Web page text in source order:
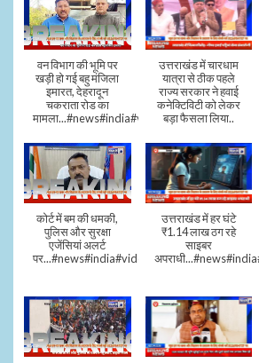
वन विभाग की भूमि पर
खड़ी हो गई बहु मंजिला
इमारत, देहरादून
चकराता रोड का
मामला...#news#india#video
उत्तराखंड में चारधाम
यात्रा से ठीक पहले
राज्य सरकार ने हवाई
कनेक्टिविटी को लेकर
बड़ा फैसला लिया..
कोर्ट में बम की धमकी,
पुलिस और सुरक्षा
एजेंसियां अलर्ट
पर...#news#india#video#viral
उत्तराखंड में हर घंटे
₹1.14 लाख ठग रहे
साइबर